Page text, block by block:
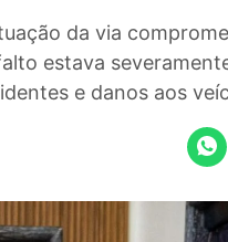
a situação da via
asfalto estava
acidentes e